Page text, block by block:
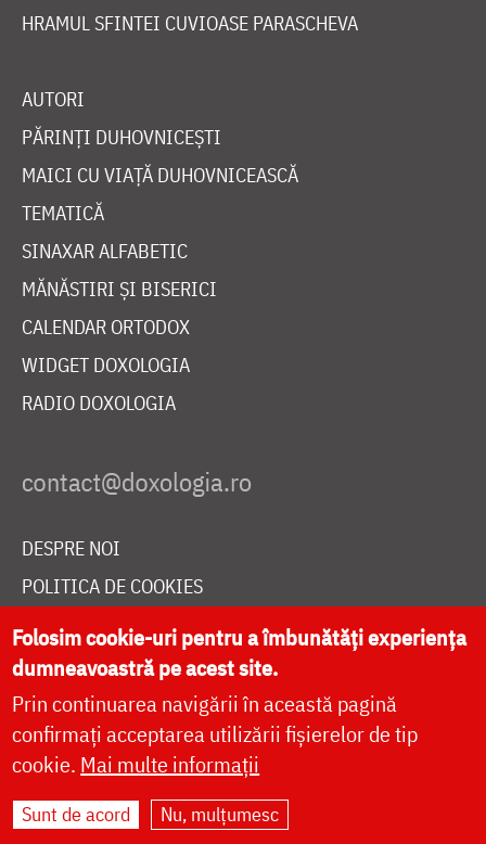
HRAMUL SFINTEI CUVIOASE PARASCHEVA
AUTORI
PĂRINȚI DUHOVNICEȘTI
MAICI CU VIAȚĂ DUHOVNICEASCĂ
TEMATICĂ
SINAXAR ALFABETIC
MĂNĂSTIRI ȘI BISERICI
CALENDAR ORTODOX
WIDGET DOXOLOGIA
RADIO DOXOLOGIA
DESPRE NOI
POLITICA DE COOKIES
DONEAZĂ ONLINE PENTRU CATEDRALA NAȚIONALĂ
LIVE
Site dezvoltat deDOXOLOGIA MEDIA
Folosim cookie-uri pentru a îmbunătăți experiența
dumneavoastră pe acest site.
Prin continuarea navigării în această pagină
confirmați acceptarea utilizării fișierelor de tip
cookie. Mai multe informații
Sunt de acord Nu, mulțumesc